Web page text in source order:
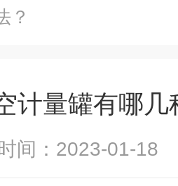
？
计量罐有哪
时间：2023-01-